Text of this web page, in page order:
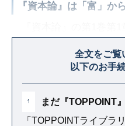
『資本論』は「富」か
と。では、そもそも「
全文をご覧
以下のお手
1
まだ『TOPPOINT
「TOPPOINTライブラ